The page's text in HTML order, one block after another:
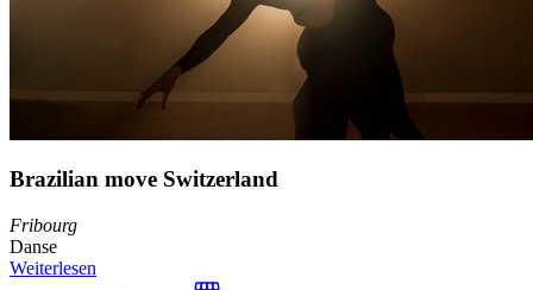
Brazilian move Switzerland
Fribourg
Danse
Weiterlesen